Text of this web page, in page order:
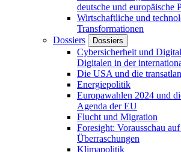
deutsche und europäische
Wirtschaftliche und
Transformationen
Dossiers
Dossiers
Cybersicherheit und
Digitalen in der
Die USA und die
Energiepolitik
Europawahlen 2024 und
Agenda der EU
Flucht und Migration
Foresight: Vorausschau
Überraschungen
Klimapolitik